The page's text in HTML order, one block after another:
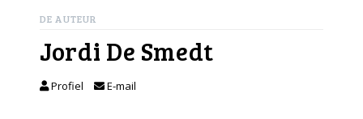
DE AUTEUR
Jordi De Smedt
Profiel E-mail